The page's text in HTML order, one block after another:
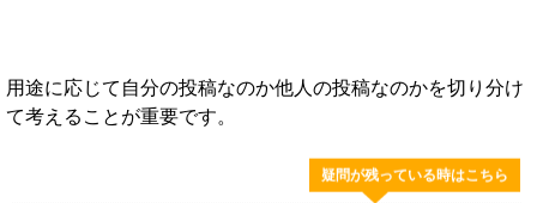
用途に応じて自分の投稿なのか他人の投稿なのかを切り分け
て考えることが重要です。
疑問が残っている時はこちら